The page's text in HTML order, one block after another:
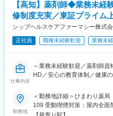
【高知】薬剤師◆業務未経
修制度充実／東証プライム
シップヘルスケアファーマシー株式
正社員 職種未経験歓迎 業種未
仕事内容
～業務未経験歓迎／薬剤師
HD／安心の教育体制／健康
■仕事内容：
処方監査、調剤、服薬支援、
勤務地
＜勤務地詳細＞ひまわり薬
109 受動喫煙対策：屋内全面
所